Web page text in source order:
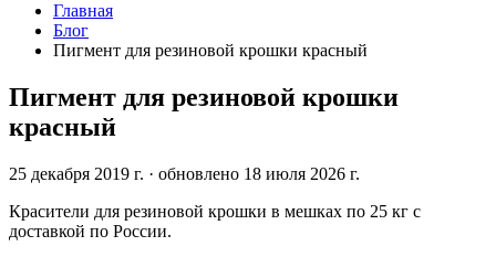
Главная
Блог
Пигмент для резиновой крошки красный
Пигмент для резиновой крошки
красный
25 декабря 2019 г. · обновлено 18 июля 2026 г.
Красители для резиновой крошки в мешках по 25 кг с
доставкой по России.